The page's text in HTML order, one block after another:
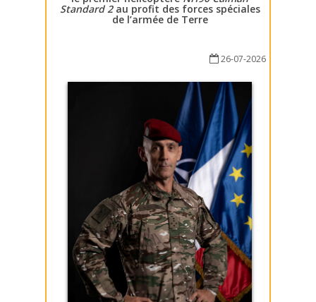
Standard 2au profit des forces spéciales
de l’armée de Terre
26-07-2026